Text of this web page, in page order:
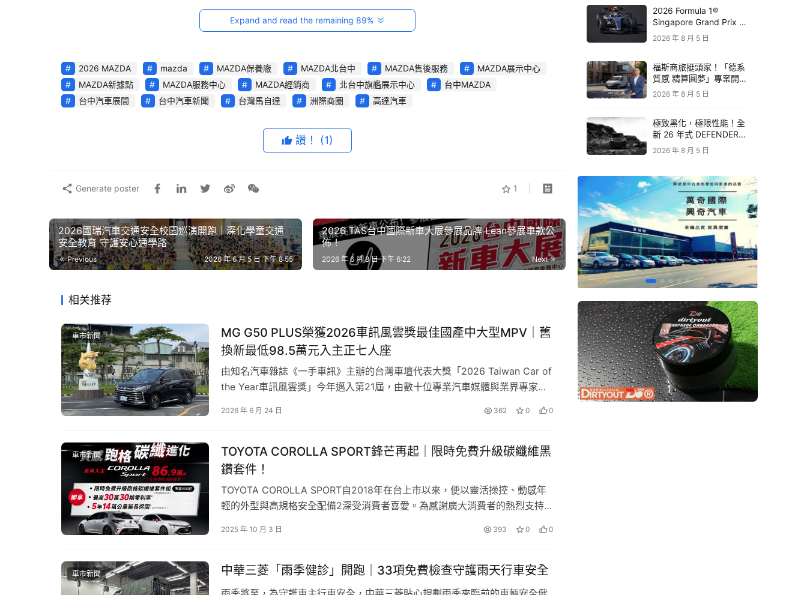
圖／此一里程碑不僅象徵服務體驗的全面進化，更拉開了 MAZDA 在台前瞻布局的序幕。
全新北台中旗艦展示暨服務中心由台灣馬自達攜手中彰投地區經銷商高達汽車共同打造，據點座落於近年快速發展的
北台中洲際商圈，鄰近台74線快速道路及國道一號交通路網，可串聯台中市區與周邊生活圈。隨著北屯、水湳等區域
逐漸成為中台灣重要的新興生活聚落，該據點也被視為MAZDA強化中台灣服務能量的重要節點。
計概念，透過更簡約現代的視覺風格，展現品牌未來發展方向。
Expand and read the remaining 89%
2026 MAZDA mazda MAZDA保養廠 MAZDA北台中 MAZDA售後服務
MAZDA展示中心
MAZDA新據點
MAZDA服務中心 MAZDA經銷商 北台中旗艦展示中心
台中MAZDA
台中汽車展間
台中汽車新聞 台灣馬自達 洲際商圈 高達汽車
讚！ (1)
1
Generate poster
2026國瑞汽車交通安全校園巡演開跑｜深化學童交通
安全教育 守護安心通學路
Previous 2026 年 6 月 5 日 下午 8:55
2026 TAS台中國際新車大展參展品牌 Lean參展車款公
佈！
Next
2026 年 6 月 8 日 下午 6:22
相关推荐
車市新聞
MG G50 PLUS榮獲2026車訊風雲獎最佳國產中大型MPV｜舊
換新最低98.5萬元入主正七人座
由知名汽車雜誌《一手車訊》主辦的台灣車壇代表大獎「2026 Taiwan Car of
the Year車訊風雲獎」今年邁入第21屆，由數十位專業汽車媒體與業界專家所
間、動力系統、安全配備以及價格競爭力等項目進行綜合評鑑。最終，MG
2026 年 6 月 24 日 362 0 0
車市新聞
TOYOTA COROLLA SPORT鋒芒再起｜限時免費升級碳纖維黑
鑽套件！
TOYOTA COROLLA SPORT自2018年在台上市以來，便以靈活操控、動感年
輕的外型與高規格安全配備2深受消費者喜愛。為感謝廣大消費者的熱烈支持，
更加碼【免費升級跑格碳纖維套件組(價值$25,000元)】；此外還享最高30萬
2025 年 10 月 3 日 393 0 0
車市新聞 中華三菱「雨季健診」開跑｜33項免費檢查守護雨天行車安全
2026 Formula 1®
Singapore Grand Prix 新
加坡大獎賽｜Audi 極速之
旅開放報名 直擊夜間街道
2026 年 8 月 5 日
福斯商旅挺頭家！「德系
質感 精算圓夢」專案開跑
｜Caddy Cargo 助攻事
2026 年 8 月 5 日
極致黑化，極限性能！全
新 26 年式 DEFENDER
OCTA BLACK 限量登台
｜Defender 最強性能旗
2026 年 8 月 5 日